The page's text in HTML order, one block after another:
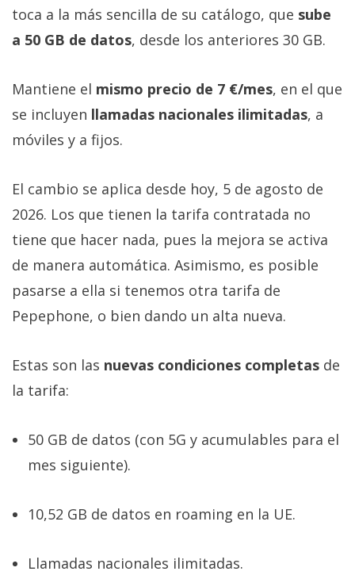
toca a la más sencilla de su catálogo, que sube
a 50 GB de datos, desde los anteriores 30 GB.
Mantiene el mismo precio de 7 €/mes, en el que
se incluyen llamadas nacionales ilimitadas, a
móviles y a fijos.
El cambio se aplica desde hoy, 5 de agosto de
2026. Los que tienen la tarifa contratada no
tiene que hacer nada, pues la mejora se activa
de manera automática. Asimismo, es posible
pasarse a ella si tenemos otra tarifa de
Pepephone, o bien dando un alta nueva.
Estas son las nuevas condiciones completas de
la tarifa:
50 GB de datos (con 5G y acumulables para el
mes siguiente).
10,52 GB de datos en roaming en la UE.
Llamadas nacionales ilimitadas.